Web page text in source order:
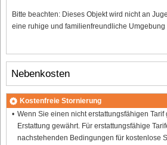
Bitte beachten: Dieses Objekt wird nicht an
eine ruhige und familienfreundliche Umgebung
Nebenkosten
Kostenfreie Stornierung
Wenn Sie einen nicht erstattungsfähigen
Erstattung gewährt. Für erstattungsfähige
nachstehenden Bedingungen für kostenlose